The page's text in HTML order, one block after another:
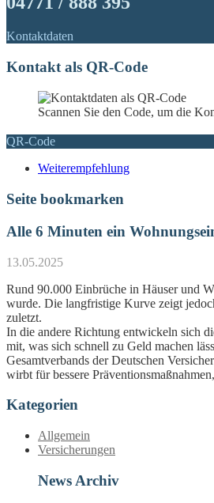
Kontaktdaten
Kontakt als QR-Code
Scannen Sie den Code, um die
QR-Code
Weiterempfehlung
Seite bookmarken
Alle 6 Minuten ein
13.05.2025
Rund 90.000 Einbrüche in Häuser und
wurde. Die langfristige Kurve zeigt
zuletzt.
In die andere Richtung entwickeln sich
mit, was sich schnell zu Geld machen
Gesamtverbands der Deutschen
wirbt für bessere
Kategorien
Allgemein
Versicherungen
News Archiv